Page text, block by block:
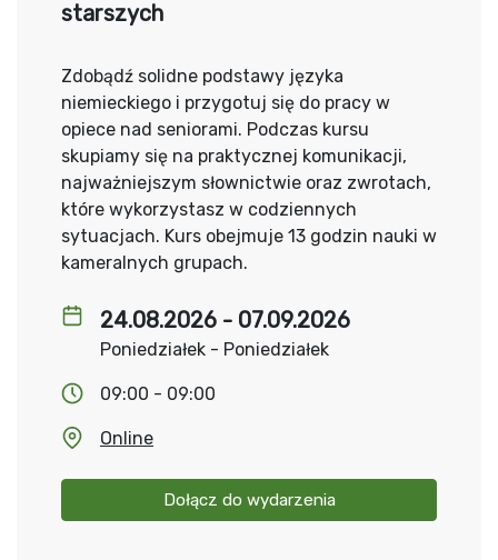
24.08.2026 - 07.09.2026
Poniedziałek - Poniedziałek
09:00 - 09:00
Online
Dołącz do wydarzenia
starszych
Zdobądź solidne podstawy języka
niemieckiego i przygotuj się do pracy w
opiece nad seniorami. Podczas kursu
skupiamy się na praktycznej komunikacji,
najważniejszym słownictwie oraz zwrotach,
które wykorzystasz w codziennych
sytuacjach. Kurs obejmuje 13 godzin nauki w
kameralnych grupach.